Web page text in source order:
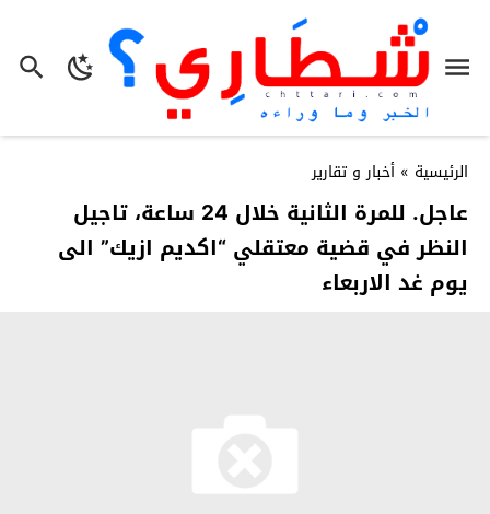
الرئيسية » أخبار و تقارير
عاجل. للمرة الثانية خلال 24 ساعة، تاجيل
النظر في قضية معتقلي “اكديم ازيك” الى
يوم غد الاربعاء